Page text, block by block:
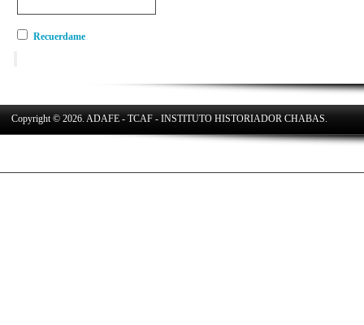
Recuerdame
Copyright © 2026. ADAFE - TCAF - INSTITUTO HISTORIADOR CHABAS.